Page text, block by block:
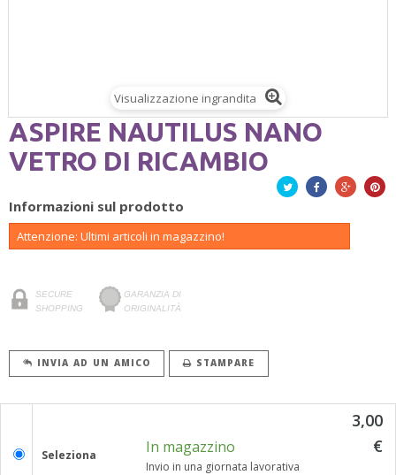
Visualizzazione ingrandita
ASPIRE NAUTILUS NANO
VETRO DI RICAMBIO
Twitta FacebookGoogle+
Informazioni sul prodotto
Attenzione: Ultimi articoli in magazzino!
SECURE
SHOPPING
GARANZIA DI
ORIGINALITÀ
INVIA AD UN AMICO STAMPARE
Seleziona In magazzino
Invio in una giornata lavorativa
3,00
€